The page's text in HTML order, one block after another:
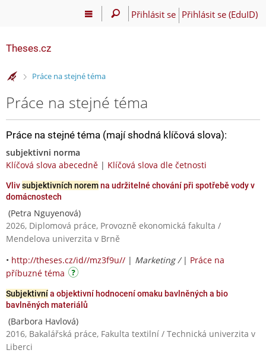
Přihlásit se Přihlásit se (EduID)
Theses.cz
>Práce na stejné téma
Práce na stejné téma
Práce na stejné téma (mají shodná klíčová slova):
subjektivni norma
Klíčová slova abecedně | Klíčová slova dle četnosti
Vlivsubjektivních noremna udržitelné chování při spotřebě vody v
domácnostech
(Petra Nguyenová)
2026, Diplomová práce, Provozně ekonomická fakulta /
Mendelova univerzita v Brně
• http://theses.cz/id//mz3f9u// | Marketing / | Práce na
příbuzné téma
Subjektivnía objektivní hodnocení omaku bavlněných a bio
bavlněných materiálů
(Barbora Havlová)
2016, Bakalářská práce, Fakulta textilní / Technická univerzita v
Liberci